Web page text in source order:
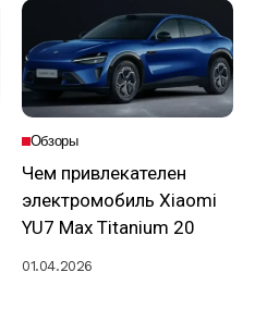
Обзоры
Чем привлекателен
электромобиль Xiaomi
YU7 Max Titanium 20
01.04.2026